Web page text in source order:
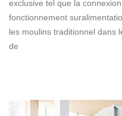
exclusive tel que la
fonctionnement
les moulins traditionnel dans
de